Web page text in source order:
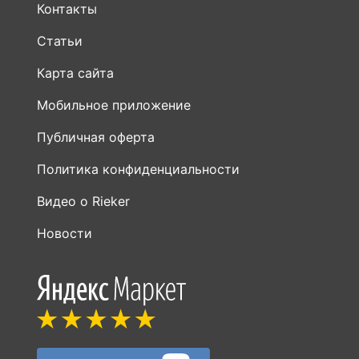
Контакты
Статьи
Карта сайта
Мобильное приложение
Публичная оферта
Политика конфиденциальности
Видео о Rieker
Новости